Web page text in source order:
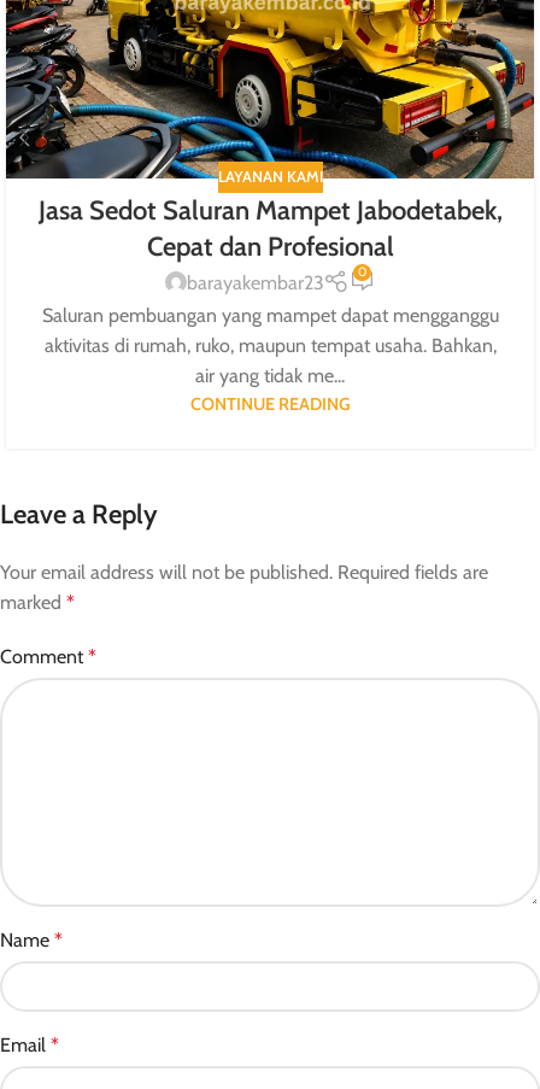
LAYANAN KAMI
Jasa Sedot Saluran Mampet Jabodetabek,
Cepat dan Profesional
barayakembar23 0
Saluran pembuangan yang mampet dapat mengganggu
aktivitas di rumah, ruko, maupun tempat usaha. Bahkan,
air yang tidak me...
CONTINUE READING
Leave a Reply
Your email address will not be published. Required fields are
marked *
Comment*
Name *
Email *